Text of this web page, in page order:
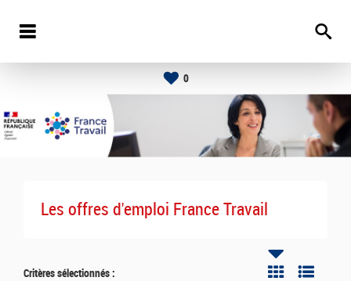
0
Les offres d'emploi France Travail
Critères sélectionnés :